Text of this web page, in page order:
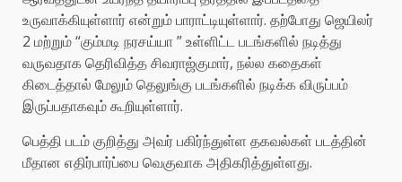
உருவாக்கியுள்ளார் என்றும் பாராட்டியுள்ளார். தற்போது ஜெயிலர்
2 மற்றும் “கும்மடி நரசய்யா ” உள்ளிட்ட படங்களில் நடித்து
வருவதாக தெரிவித்த சிவராஜ்குமார், நல்ல கதைகள்
கிடைத்தால் மேலும் தெலுங்கு படங்களில் நடிக்க விருப்பம்
இருப்பதாகவும் கூறியுள்ளார்.
பெத்தி படம் குறித்து அவர் பகிர்ந்துள்ள தகவல்கள் படத்தின்
மீதான எதிர்பார்ப்பை வெகுவாக அதிகரித்துள்ளது.